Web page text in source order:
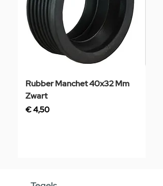
Rubber Manchet 40x32 Mm
Zwart
Prijs
€ 4,50